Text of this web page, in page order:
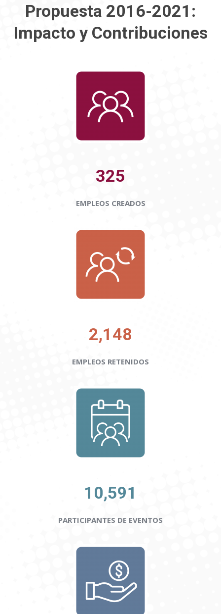
Propuesta 2016-2021:
Impacto y Contribuciones
325
EMPLEOS CREADOS
2,148
EMPLEOS RETENIDOS
10,591
PARTICIPANTES DE EVENTOS